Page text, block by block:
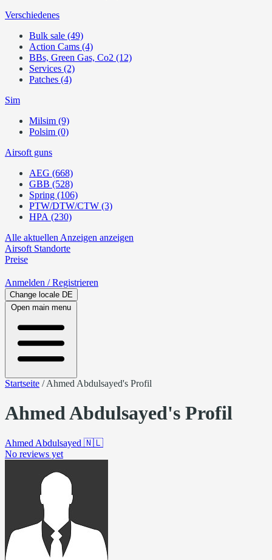
Verschiedenes
Bulk sale (49)
Action Cams (4)
BBs, Green Gas, Co2 (12)
Services (2)
Patches (4)
Sim
Milsim (9)
Polsim (0)
Airsoft guns
AEG (668)
GBB (528)
Spring (106)
PTW/DTW/CTW (3)
HPA (230)
Alle aktuellen Anzeigen anzeigen
Airsoft Standorte
Preise
Anmelden / Registrieren
Change locale DE
Open main menu
Startseite /Ahmed Abdulsayed's Profil
Ahmed Abdulsayed's Profil
Ahmed Abdulsayed 🇳🇱
No reviews yet